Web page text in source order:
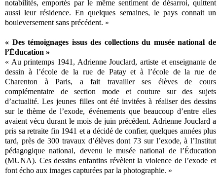
notabilités, emportés par le même sentiment de désarroi, quittent
aussi leur résidence. En quelques semaines, le pays connait un
bouleversement sans précédent. »
« Des témoignages issus des collections du musée national de
l’Éducation »
« Au printemps 1941, Adrienne Jouclard, artiste et enseignante de
dessin à l’école de la rue de Patay et à l’école de la rue de
Charenton à Paris, a fait travailler ses élèves de cours
complémentaire de section mode et couture sur des sujets
d’actualité. Les jeunes filles ont été invitées à réaliser des dessins
sur le thème de l’exode, événements que beaucoup d’entre elles
avaient vécu durant le mois de juin précédent. Adrienne Jouclard a
pris sa retraite fin 1941 et a décidé de confier, quelques années plus
tard, près de 300 travaux d’élèves dont 73 sur l’exode, à l’Institut
pédagogique national, devenu le musée national de l’Éducation
(MUNA). Ces dessins enfantins révèlent la violence de l’exode et
font écho aux images capturées par la photographie. »